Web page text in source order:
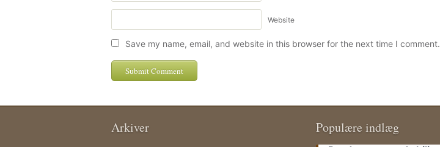
Website
Save my name, email, and website in this browser for the next time I comment.
Arkiver Populære indlæg